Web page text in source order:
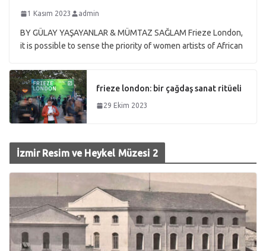
1 Kasım 2023 admin
BY GÜLAY YAŞAYANLAR & MÜMTAZ SAĞLAM Frieze London,
it is possible to sense the priority of women artists of African
frieze london: bir çağdaş sanat ritüeli
29 Ekim 2023
İzmir Resim ve Heykel Müzesi 2